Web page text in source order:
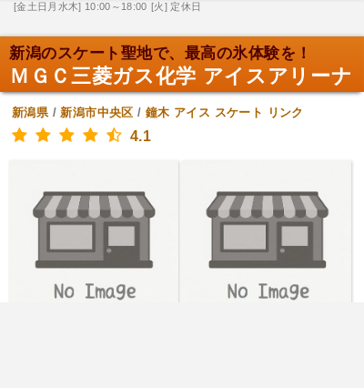
[金土日月水木] 10:00～18:00 [火] 定休日
新潟のスケート聖地で、最高の氷体験を！
ＭＧＣ三菱ガス化学 アイスアリーナ
新潟県/新潟市中央区 / 鐘木 アイス スケート リンク
4.1